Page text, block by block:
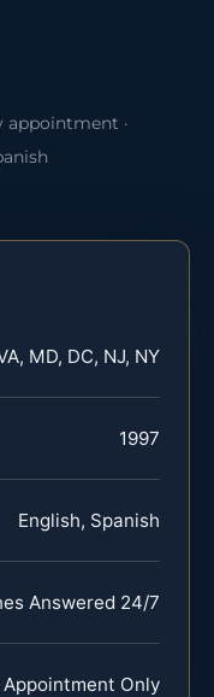
appointment ·
MD, DC, NJ, NY
1997
English, Spanish
Answered 24/7
Appointment Only